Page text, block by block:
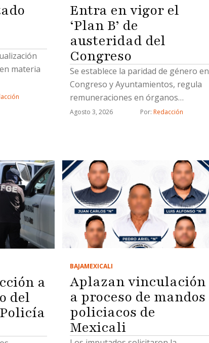
materia
Entra en vigor el
‘Plan B’ de
austeridad del
Congreso
Se establece la paridad de género en
Congreso y Ayuntamientos, regula
remuneraciones en órganos
electorales y fija disciplina
Agosto 3, 2026 Por: Redacción
a
del
BAJAMEXICALI
Aplazan vinculación
a proceso de mandos
policiacos de
Mexicali